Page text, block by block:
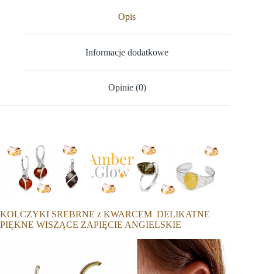
Opis
Informacje dodatkowe
Opinie (0)
KOLCZYKI SREBRNE z KWARCEM DELIKATNE
PIĘKNE WISZĄCE ZAPIĘCIE ANGIELSKIE